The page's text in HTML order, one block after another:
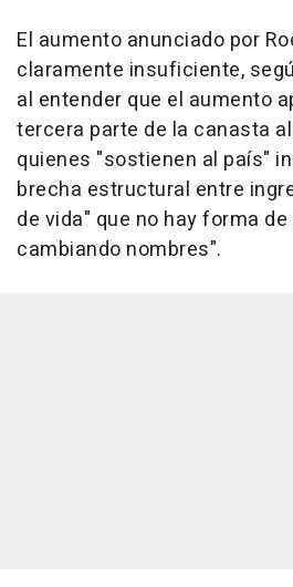
El aumento anunciado por
claramente insuficiente,
al entender que el aumento
tercera parte de la canasta
quienes "sostienen al país"
brecha estructural entre
de vida" que no hay forma
cambiando nombres".